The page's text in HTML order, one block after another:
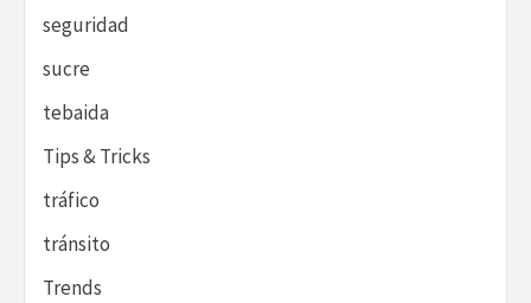
seguridad
sucre
tebaida
Tips & Tricks
tráfico
tránsito
Trends